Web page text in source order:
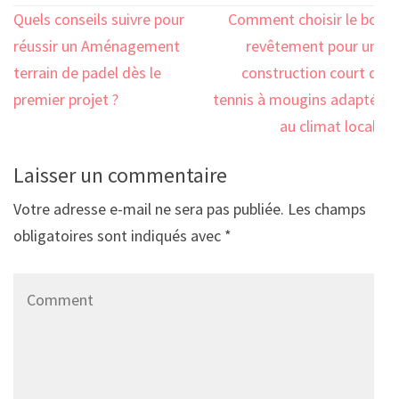
Navigation
de
l’article
Quels conseils suivre pour
réussir un Aménagement
terrain de padel dès le
premier projet ?
Comment choisir le bon
revêtement pour une
construction court de
tennis à mougins adaptée
au climat local ?
Laisser un commentaire
Votre adresse e-mail ne sera pas publiée. Les champs
obligatoires sont indiqués avec *